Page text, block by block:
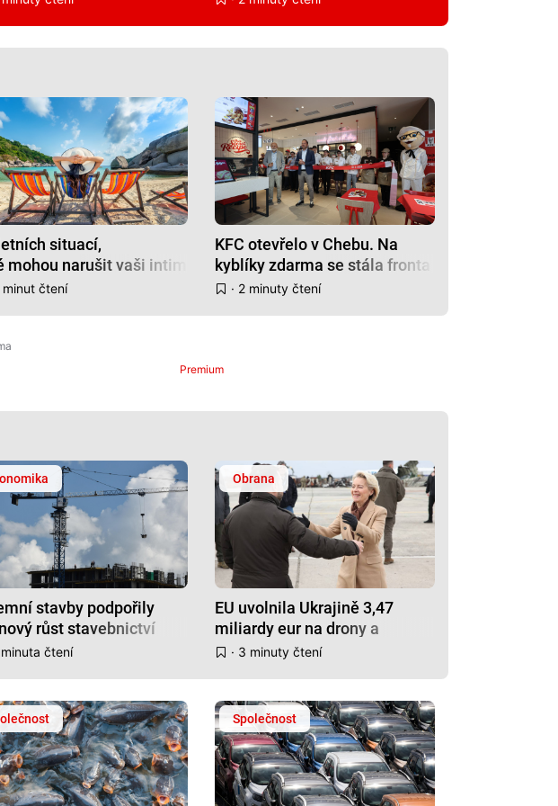
situací,
mohou narušit vaši intimní
minut čtení
KFC otevřelo v Chebu. Na
kyblíky zdarma se stála fronta
· 2 minuty čtení
Premium
stavby podpořily
růst stavebnictví
minuta čtení
Obrana
EU uvolnila Ukrajině 3,47
miliardy eur na drony a
Gripeny
· 3 minuty čtení
Společnost